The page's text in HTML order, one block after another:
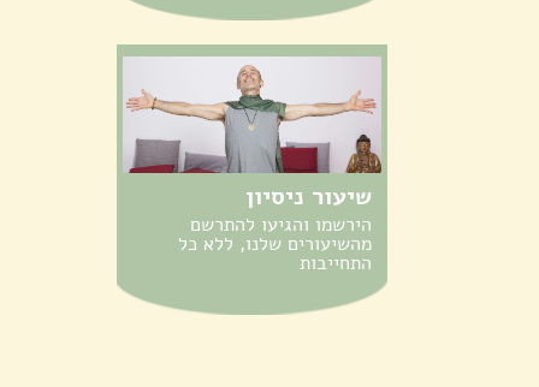
שיעור ניסיון
הירשמו והגיעו להתרשם
מהשיעורים שלנו, ללא כל
התחייבות